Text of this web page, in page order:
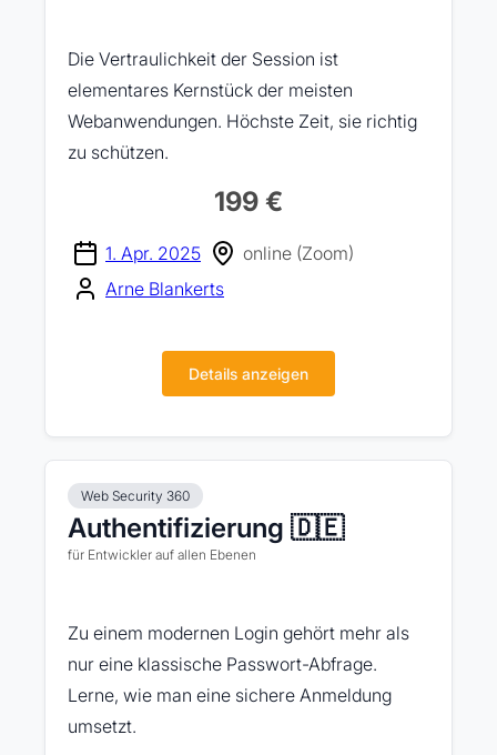
Die Vertraulichkeit der Session ist
elementares Kernstück der meisten
Webanwendungen. Höchste Zeit, sie richtig
zu schützen.
199 €
1. Apr. 2025
online (Zoom)
Arne Blankerts
Details anzeigen
Web Security 360
Authentifizierung 🇩🇪
für Entwickler auf allen Ebenen
Zu einem modernen Login gehört mehr als
nur eine klassische Passwort-Abfrage.
Lerne, wie man eine sichere Anmeldung
umsetzt.